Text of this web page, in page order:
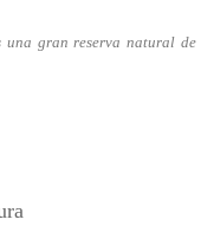
gran reserva natural de